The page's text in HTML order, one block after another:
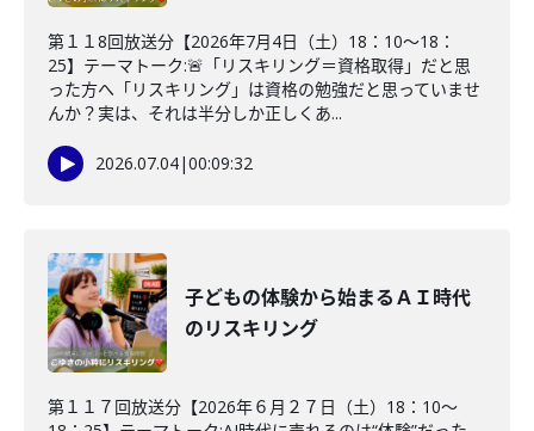
第１１8回放送分【2026年7月4日（土）18：10～18：
25】テーマトーク:🚨「リスキリング＝資格取得」だと思
った方へ「リスキリング」は資格の勉強だと思っていませ
んか？実は、それは半分しか正しくあ...
2026.07.04|00:09:32
子どもの体験から始まるＡＩ時代
のリスキリング
第１１７回放送分【2026年６月２７日（土）18：10～